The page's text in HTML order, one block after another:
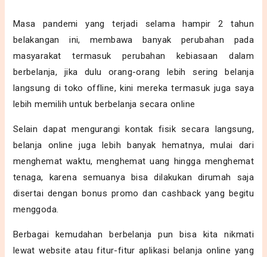
Masa pandemi yang terjadi selama hampir 2 tahun
belakangan ini, membawa banyak perubahan pada
masyarakat termasuk perubahan kebiasaan dalam
berbelanja, jika dulu orang-orang lebih sering belanja
langsung di toko offline, kini mereka termasuk juga saya
lebih memilih untuk berbelanja secara online
Selain dapat mengurangi kontak fisik secara langsung,
belanja online juga lebih banyak hematnya, mulai dari
menghemat waktu, menghemat uang hingga menghemat
tenaga, karena semuanya bisa dilakukan dirumah saja
disertai dengan bonus promo dan cashback yang begitu
menggoda.
Berbagai kemudahan berbelanja pun bisa kita nikmati
lewat website atau fitur-fitur aplikasi belanja online yang